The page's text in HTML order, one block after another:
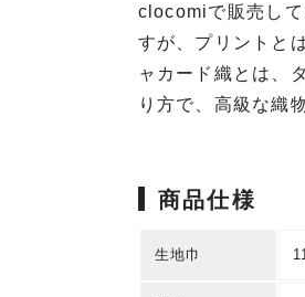
clocomiで販売して
すが、プリントと
ャカード織とは、
り方で、高級な織
商品仕様
生地巾